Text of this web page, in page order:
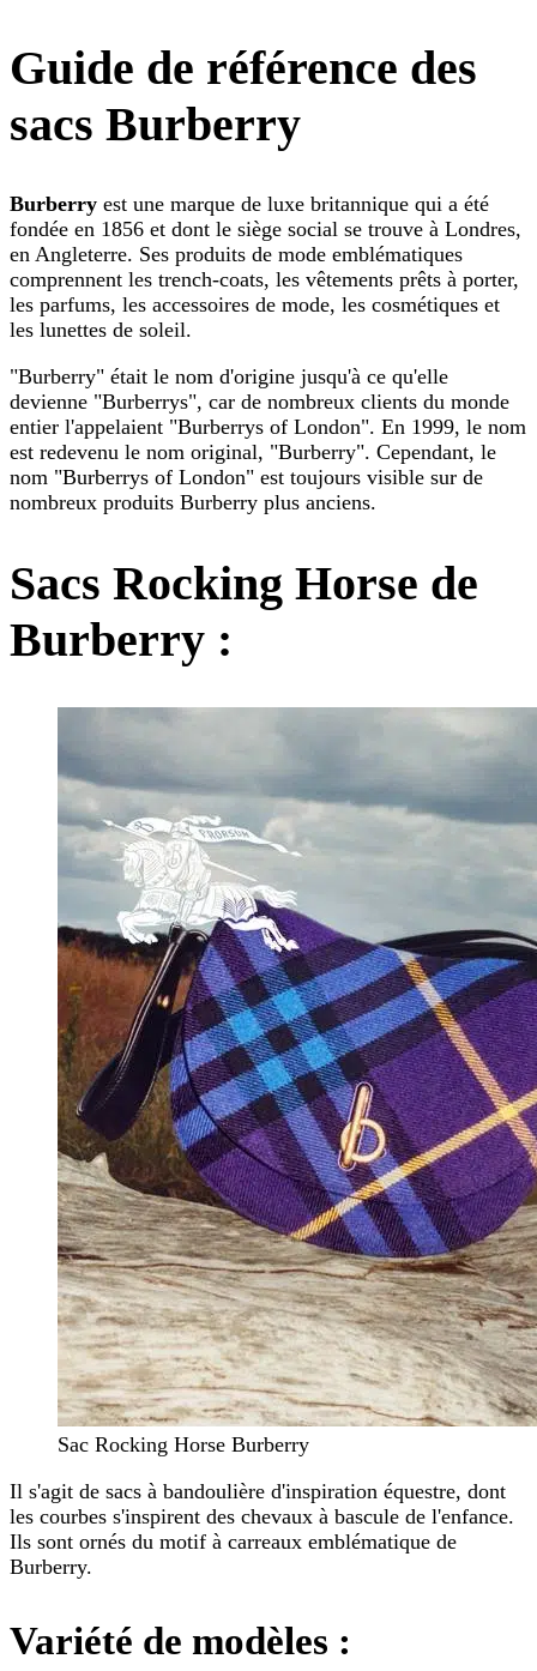
Guide de référence des
sacs Burberry
Burberry est une marque de luxe britannique qui a été
fondée en 1856 et dont le siège social se trouve à Londres,
en Angleterre. Ses produits de mode emblématiques
comprennent les trench-coats, les vêtements prêts à porter,
les parfums, les accessoires de mode, les cosmétiques et
les lunettes de soleil.
"Burberry" était le nom d'origine jusqu'à ce qu'elle
devienne "Burberrys", car de nombreux clients du monde
entier l'appelaient "Burberrys of London". En 1999, le nom
est redevenu le nom original, "Burberry". Cependant, le
nom "Burberrys of London" est toujours visible sur de
nombreux produits Burberry plus anciens.
Sacs Rocking Horse de
Burberry :
Sac Rocking Horse Burberry
Il s'agit de sacs à bandoulière d'inspiration équestre, dont
les courbes s'inspirent des chevaux à bascule de l'enfance.
Ils sont ornés du motif à carreaux emblématique de
Burberry.
Variété de modèles :